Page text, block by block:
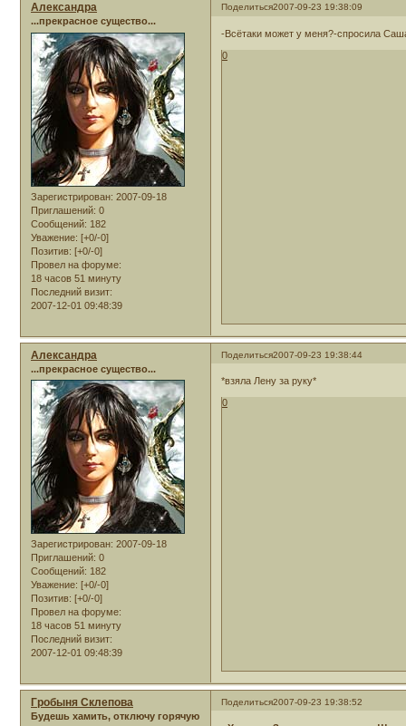
Поделиться2007-09-23 19:38:09
Александра
...прекрасное существо...
Зарегистрирован: 2007-09-18
Приглашений: 0
Сообщений: 182
Уважение: [+0/-0]
Позитив: [+0/-0]
Провел на форуме:
18 часов 51 минуту
Последний визит:
2007-12-01 09:48:39
-Всётаки может у меня?-спросила
0
Поделиться2007-09-23 19:38:44
Александра
...прекрасное существо...
Зарегистрирован: 2007-09-18
Приглашений: 0
Сообщений: 182
Уважение: [+0/-0]
Позитив: [+0/-0]
Провел на форуме:
18 часов 51 минуту
Последний визит:
2007-12-01 09:48:39
*взяла Лену за руку*
0
Поделиться2007-09-23 19:38:52
Гробыня Склепова
Будешь хамить, отключу горячую